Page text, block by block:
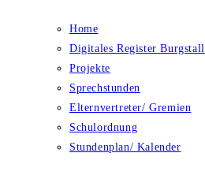
Home
Digitales Register Burgstall
Projekte
Sprechstunden
Elternvertreter/ Gremien
Schulordnung
Stundenplan/ Kalender